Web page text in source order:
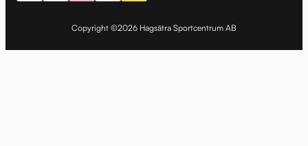
Copyright ©2026 Hagsätra Sportcentrum AB